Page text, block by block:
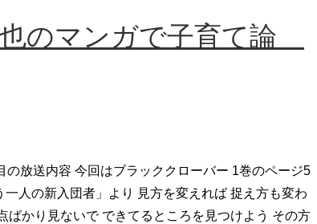
也のマンガで子育て論
の放送内容 今回はブラッククローバー 1巻のページ5
一人の新入団者」より 見方を変えれば 捉え方も変わ
ばかり見ないで できてるところを見つけよう その方